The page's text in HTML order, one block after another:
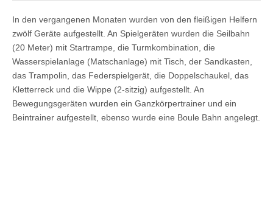
In den vergangenen Monaten wurden von den fleißigen Helfern
zwölf Geräte aufgestellt. An Spielgeräten wurden die Seilbahn
(20 Meter) mit Startrampe, die Turmkombination, die
Wasserspielanlage (Matschanlage) mit Tisch, der Sandkasten,
das Trampolin, das Federspielgerät, die Doppelschaukel, das
Kletterreck und die Wippe (2-sitzig) aufgestellt. An
Bewegungsgeräten wurden ein Ganzkörpertrainer und ein
Beintrainer aufgestellt, ebenso wurde eine Boule Bahn angelegt.